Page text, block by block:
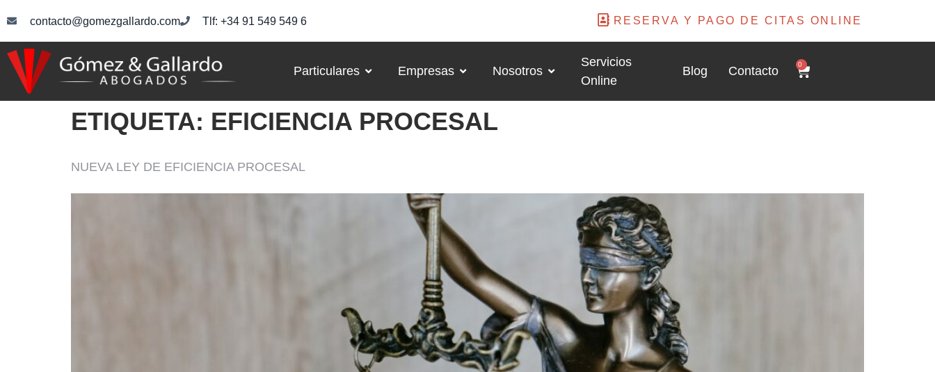
contacto@gomezgallardo.com Tlf: +34 91 549 549 6 RESERVA Y PAGO DE CITAS ONLINE
Particulares Empresas Nosotros
Servicios
Online
Blog Contacto 0
ETIQUETA: EFICIENCIA PROCESAL
NUEVA LEY DE EFICIENCIA PROCESAL